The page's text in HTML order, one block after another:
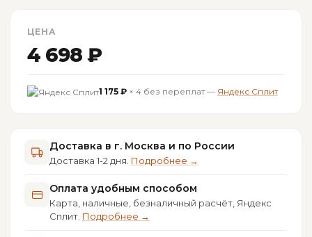
ЦЕНА
4 698 ₽
1 175 ₽ × 4 без переплат — Яндекс Сплит
Доставка в г. Москва и по России
Доставка 1-2 дня. Подробнее →
Оплата удобным способом
Карта, наличные, безналичный расчёт, Яндекс
Сплит. Подробнее →